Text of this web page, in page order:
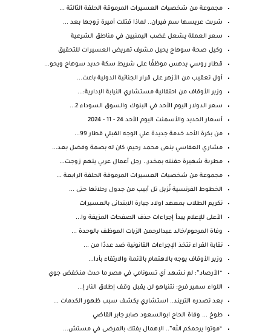
مجموعة من شخصيات العسيرات المرموقة الحلقة الثالثة ...
شربت عريسها سم فيران.. لماذا قتلت أميرة زوجها بعد ...
سعر العملة يشعل غضب اليمنيين في مناطق الشرعية
وكيل صحة سوهاج يحيل مشرف تمريض العسيرات للتحقيق
قطار روسي يدهس موظفًا على شريط سكة حديد سوهاج ويحو...
أول تعقيب من الأزهر على قرار الجنائية الدولية باعت...
وزير الأوقاف من احتفالية مستشاري النيابة الإدارية:...
سعر الدولار اليوم الأحد في البنوك والسوق السوداء 2...
أسعار الحديد والأسمنت اليوم الأحد 24 - 11 - 2024
من بكرة الأحد خدمة جديدة علي الوجه القبلي قطار 99...
مشاري العفاسي ينعى محمد رحيم: كان له بصمة وفضل بعد...
مطربة شهيرة حقنته بمخدر.. رجل أعمال عربي يتهم زوجت...
مجموعة من شخصيات العسيرات المرموقة الحلقة الرابعة ...
الخطوط الفرنسية تُزيل تل أبيب من جدول رحلاتها حتى ...
تكريم الطلاب بمعهد اولاد جبارة الابتدائى بالعسيرات
الأعلى للإعلام يبدأ إجراءات حذف الصفحات المزيفة وا...
وفاة المرحوم/خالد عبدالرحمن الزيات الموظف بالوحدة ...
نقابة القراء تتخذ الإجراءات القانونية ضد عددًا من ...
وزير الأوقاف يوجه بالاهتمام بالأئمة والارتقاء بأدا...
“الأرصاد”: لم نشهد أي تسونامي في مصر ما حدث منخفض جوي
اللواء سمير فرج: نتنياهو لن يقبل وقف إطلاق النار إ...
بعد تصدره التريند.. استشاري يكشف سبب ظهور الكدمات ...
طوخ ... وفاة الحاج ابوالسعود صابر جابر القاضي
“موتوا يرحمكم الله”.. الإهمال يفتك بالمرضى في مستش...